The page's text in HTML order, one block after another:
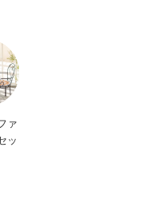
ァ
ッ